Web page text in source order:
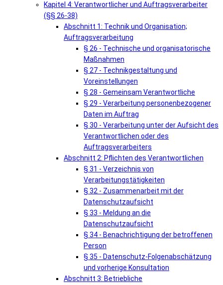
Kapitel 4: Verantwortlicher und Auftragsverarbeiter
(§§ 26-38)
Abschnitt 1: Technik und Organisation;
Auftragsverarbeitung
§ 26 - Technische und organisatorische
Maßnahmen
§ 27 - Technikgestaltung und
Voreinstellungen
§ 28 - Gemeinsam Verantwortliche
§ 29 - Verarbeitung personenbezogener
Daten im Auftrag
§ 30 - Verarbeitung unter der Aufsicht des
Verantwortlichen oder des
Auftragsverarbeiters
Abschnitt 2: Pflichten des Verantwortlichen
§ 31 - Verzeichnis von
Verarbeitungstätigkeiten
§ 32 - Zusammenarbeit mit der
Datenschutzaufsicht
§ 33 - Meldung an die
Datenschutzaufsicht
§ 34 - Benachrichtigung der betroffenen
Person
§ 35 - Datenschutz-Folgenabschätzung
und vorherige Konsultation
Abschnitt 3: Betriebliche